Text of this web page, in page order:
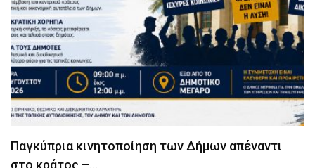
Παγκύπρια κινητοποίηση των Δήμων απέναντι
στο κράτος –…